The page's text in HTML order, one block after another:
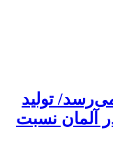
تولید
در آلمان نسبت